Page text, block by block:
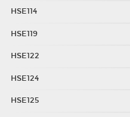
HSE114
HSE119
HSE122
HSE124
HSE125